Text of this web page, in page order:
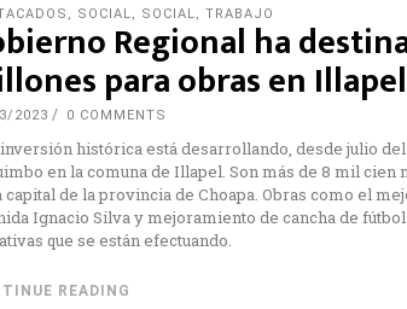
, SOCIAL, SOCIAL, TRABAJO
Regional ha
para obras en Illapel
2023 0 COMMENTS
histórica está desarrollando, desde julio
en la comuna de Illapel. Son más de 8 mil cien
capital de la provincia de Choapa. Obras como el
Ignacio Silva y mejoramiento de cancha de
que se están efectuando.
READING